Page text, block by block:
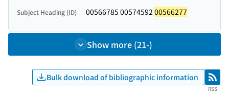
Subject Heading (ID) 00566785 00574592 00566277
Show more (21-)
Bulk download of bibliographic information RSS
RSS